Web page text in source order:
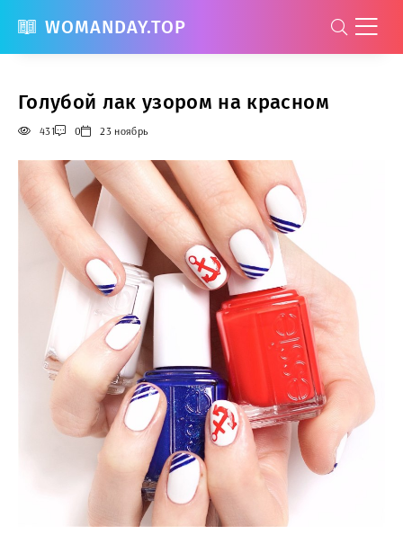
WOMANDAY.TOP
Голубой лак узором на красном
431 0 23 ноябрь